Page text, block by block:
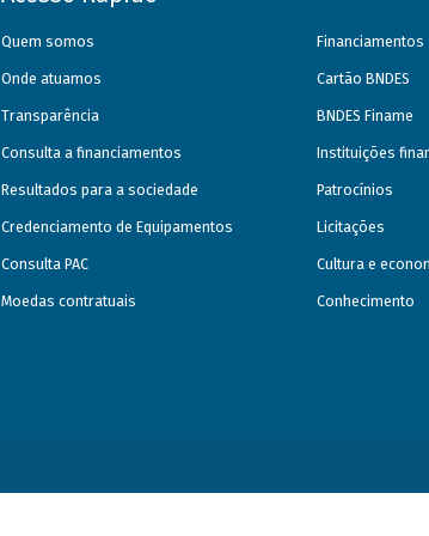
Quem somos
Onde atuamos
Transparência
Consulta a financiamentos
Resultados para a sociedade
Credenciamento de Equipamentos
Consulta PAC
Moedas contratuais
Financiamentos
Cartão BNDES
BNDES Finame
Instituições
Patrocínios
Licitações
Cultura e
Conhecimento